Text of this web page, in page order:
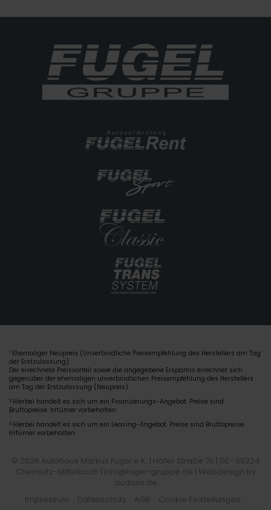
1 Ehemaliger Neupreis (Unverbindliche Preisempfehlung des Herstellers am Tag
der Erstzulassung).
Der errechnete Preisvorteil sowie die angegebene Ersparnis errechnet sich
gegenüber der ehemaligen unverbindlichen Preisempfehlung des Herstellers
am Tag der Erstzulassung (Neupreis).
2 Hierbei handelt es sich um ein Finanzierungs-Angebot. Preise sind
Bruttopreise. Irrtümer vorbehalten.
3 Hierbei handelt es sich um ein Leasing-Angebot. Preise sind Bruttopreise.
Irrtümer vorbehalten.
© 2026 Autohaus Markus Fugel e.K. | Hofer Straße 7c | DE- 09224
Chemnitz-Mittelbach | info@fugel-gruppe.de | Webdesign by
audaris.de
Impressum
Datenschutz AGB Cookie Einstellungen